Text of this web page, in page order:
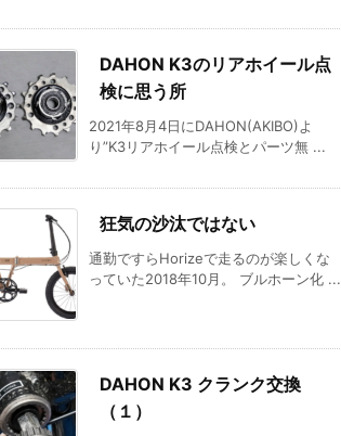
DAHON K3のリアホイール点
検に思う所
2021年8月4日にDAHON(AKIBO)よ
り”K3リアホイール点検とパーツ無 ...
狂気の沙汰ではない
通勤ですらHorizeで走るのが楽しくな
っていた2018年10月。 ブルホーン化 ...
DAHON K3 クランク交換
（１）